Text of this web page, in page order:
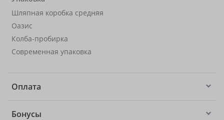
Шляпная коробка средняя
Оазис
Колба-пробирка
Современная упаковка
Оплата
Бонусы